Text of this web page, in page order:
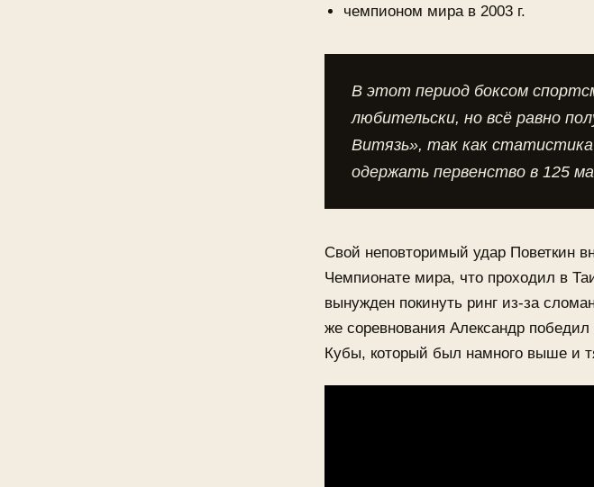
чемпионом мира в 2003 г.
В этот период боксом
любительски, но всё равно
Витязь», так как
одержать первенство в 125
Свой неповторимый удар Поветкин
Чемпионате мира, что проходил в
вынужден покинуть ринг из-за
же соревнования Александр
Кубы, который был намного выше и